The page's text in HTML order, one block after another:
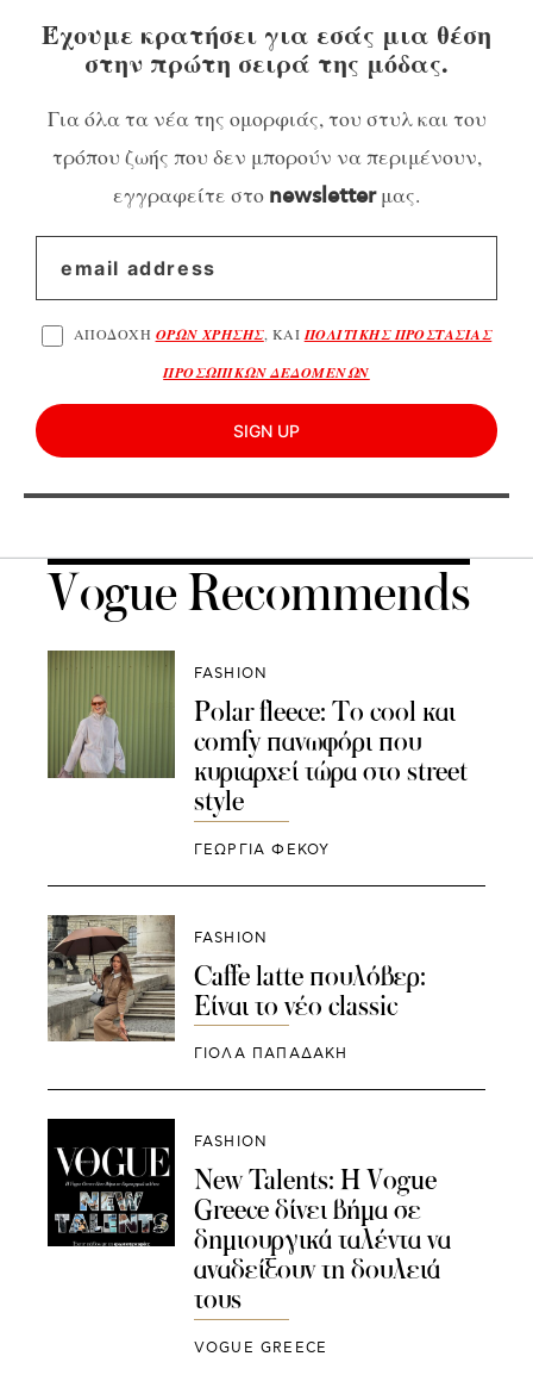
Έχουμε κρατήσει για εσάς μια θέση
στην πρώτη σειρά της μόδας.
Για όλα τα νέα της ομορφιάς, του στυλ και του
τρόπου ζωής που δεν μπορούν να περιμένουν,
εγγραφείτε στο newsletterμας.
ΑΠΟΔΟΧΗ ΟΡΩΝ ΧΡΗΣΗΣ, ΚΑΙ ΠΟΛΙΤΙΚΗΣ ΠΡΟΣΤΑΣΙΑΣ
ΠΡΟΣΩΠΙΚΩΝ ΔΕΔΟΜΕΝΩΝ
SIGN UP
Vogue Recommends
FASHION
Polar fleece: Τo cool και
comfy πανωφόρι που
κυριαρχεί τώρα στο street
style
ΓΕΩΡΓΙΑ ΦΕΚΟΥ
FASHION
Caffe latte πουλόβερ:
Είναι το νέο classic
ΓΙΌΛΑ ΠΑΠΑΔΆΚΗ
FASHION
New Talents: Η Vogue
Greece δίνει βήμα σε
δημιουργικά ταλέντα να
αναδείξουν τη δουλειά
τους
VOGUE GREECE